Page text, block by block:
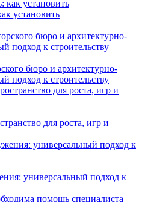
установить
бюро и архитектурно-
подход к строительству
для роста, игр и
универсальный подход к